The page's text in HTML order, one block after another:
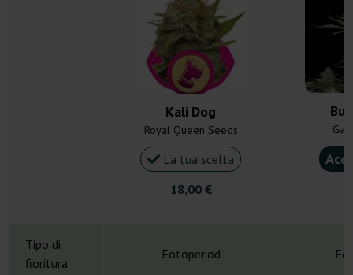
Kali Dog
Royal Queen Seeds
La tua scelta
18,00 €
Tipo di
fioritura
Fotoperiod